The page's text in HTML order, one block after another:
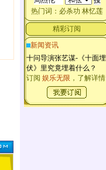
热门词： 必杀功 林忆莲
精彩订阅
新闻资讯
十问导演张艺谋-《十面埋
伏》里究竟埋着什么？
订阅 娱乐无限 ，了解详情